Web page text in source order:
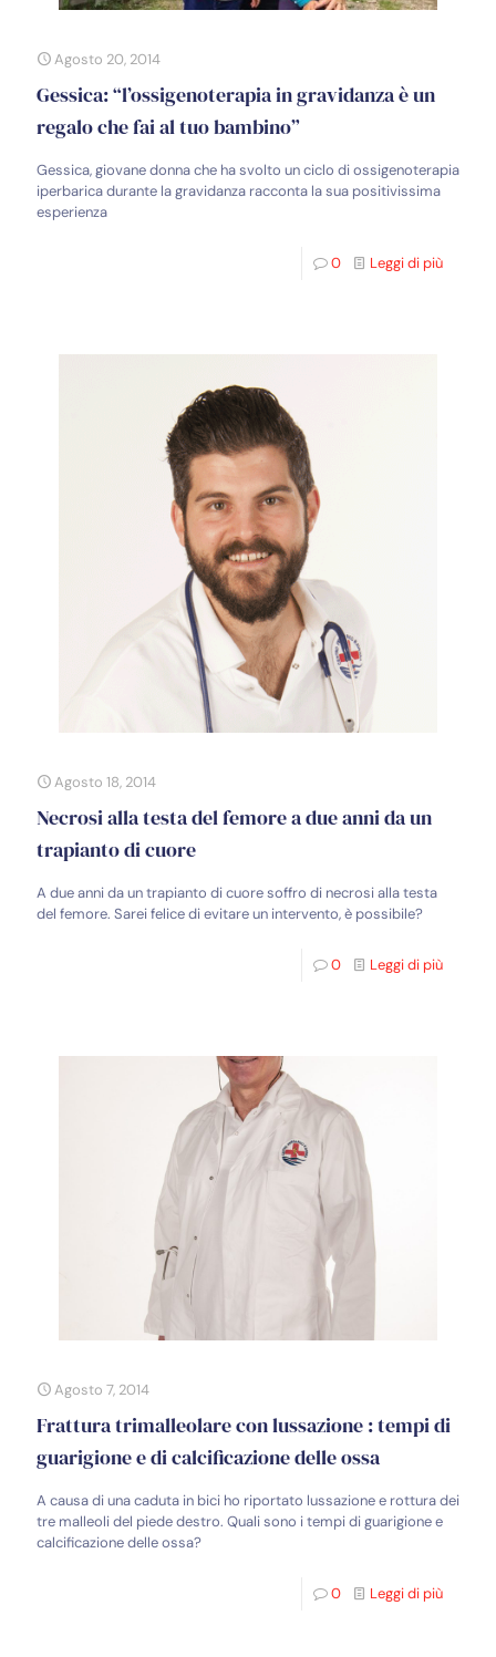
Agosto 20, 2014
Gessica: “l’ossigenoterapia in gravidanza è un
regalo che fai al tuo bambino”
Gessica, giovane donna che ha svolto un ciclo di ossigenoterapia
iperbarica durante la gravidanza racconta la sua positivissima
esperienza
0 Leggi di più
Agosto 18, 2014
Necrosi alla testa del femore a due anni da un
trapianto di cuore
A due anni da un trapianto di cuore soffro di necrosi alla testa
del femore. Sarei felice di evitare un intervento, è possibile?
0 Leggi di più
Agosto 7, 2014
Frattura trimalleolare con lussazione : tempi di
guarigione e di calcificazione delle ossa
A causa di una caduta in bici ho riportato lussazione e rottura dei
tre malleoli del piede destro. Quali sono i tempi di guarigione e
calcificazione delle ossa?
0 Leggi di più